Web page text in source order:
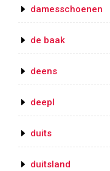
damesschoenen
de baak
deens
deepl
duits
duitsland